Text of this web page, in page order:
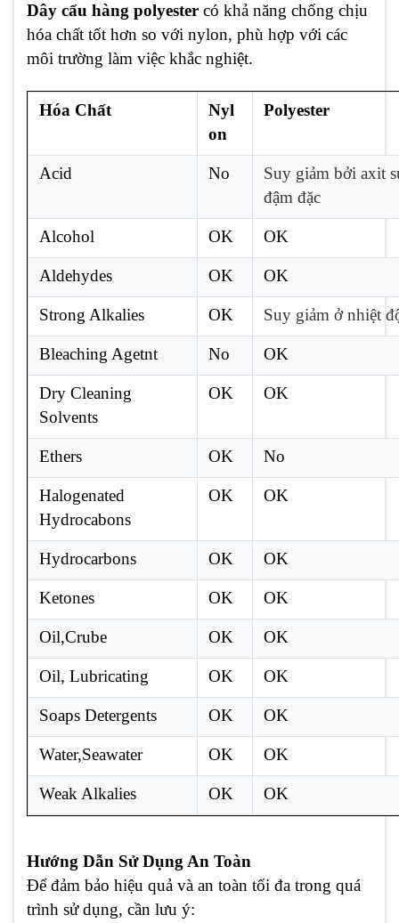
Dây cẩu hàng polyester có khả năng chống chịu
hóa chất tốt hơn so với nylon, phù hợp với các
môi trường làm việc khắc nghiệt.
Hóa Chất
Nyl
on
Polyester
Acid No
Suy giảm bởi axit
đậm đặc
Alcohol OK OK
Aldehydes OK OK
Strong Alkalies OK Suy giảm ở nhiệt
Bleaching Agetnt No OK
Dry Cleaning
Solvents
OK OK
Ethers OK No
Halogenated
Hydrocabons
OK OK
Hydrocarbons OK OK
Ketones OK OK
Oil,Crube OK OK
Oil, Lubricating OK OK
Soaps Detergents OK OK
Water,Seawater OK OK
Weak Alkalies OK OK
Hướng Dẫn Sử Dụng An Toàn
Để đảm bảo hiệu quả và an toàn tối đa trong quá
trình sử dụng, cần lưu ý: